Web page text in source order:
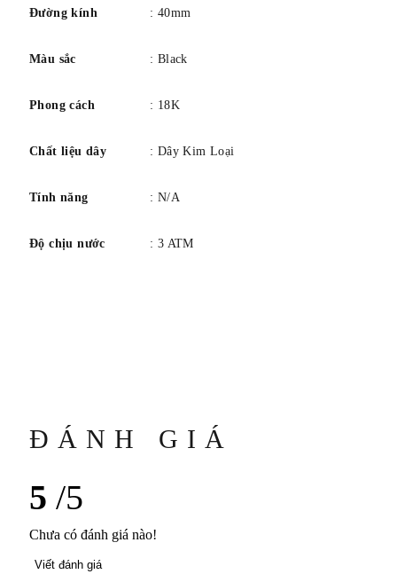
Đường kính : 40mm
Màu sắc : Black
Phong cách : 18K
Chất liệu dây : Dây Kim Loại
Tính năng : N/A
Độ chịu nước : 3 ATM
ĐÁNH GIÁ
5 /5
Chưa có đánh giá nào!
Viết đánh giá